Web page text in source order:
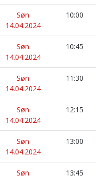
Søn
14.04.2024
10:00
Søn
14.04.2024
10:45
Søn
14.04.2024
11:30
Søn
14.04.2024
12:15
Søn
14.04.2024
13:00
Søn
13:45